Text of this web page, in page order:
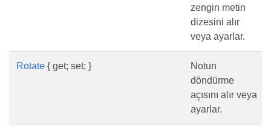
zengin metin
dizesini alır
veya ayarlar.
Rotate { get; set; }
Notun
döndürme
açısını alır veya
ayarlar.